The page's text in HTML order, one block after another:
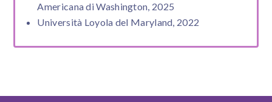
Americana di Washington, 2025
Università Loyola del Maryland, 2022